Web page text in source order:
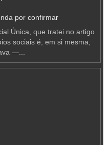
por confirmar
Única, que tratei no artigo
sociais é, em si mesma,
—...